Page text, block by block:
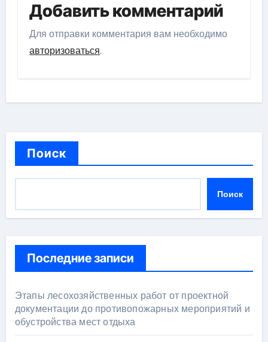
Добавить комментарий
Для отправки комментария вам необходимо
авторизоваться.
Поиск
Поиск
Последние записи
Этапы лесохозяйственных работ от проектной
документации до противопожарных мероприятий и
обустройства мест отдыха